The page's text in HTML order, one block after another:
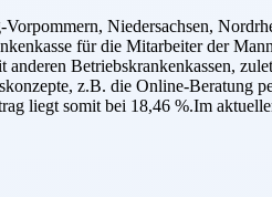
Niedersachsen,
für die Mitarbeiter der
Betriebskrankenkassen,
z.B. die Online-Beratung
liegt somit bei 18,46 %.Im